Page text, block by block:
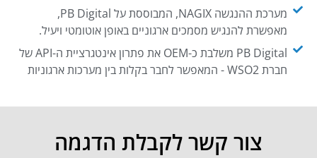
מערכת ההנגשה NAGIX, המבוססת על PB Digital,
מאפשרת להנגיש מסמכים ארגוניים באופן אוטומטי ויעיל.
PB Digital משלבת כ-OEM את פתרון אינטגרציית ה-API של
חברת WSO2 - המאפשר לחבר בקלות בין מערכות ארגוניות
צור קשר לקבלת הדגמה